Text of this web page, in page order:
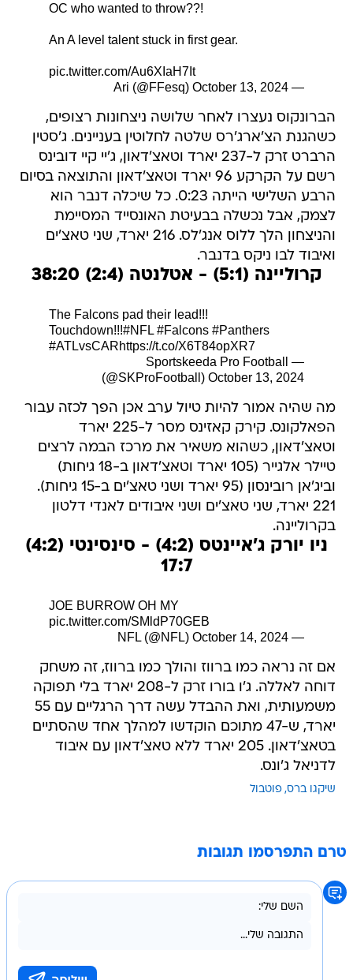
OC who wanted to throw??!
An A level talent stuck in first gear.
pic.twitter.com/Au6XIaH7It
— Ari (@FFesq)
October 13, 2024
הברונקוס נעצרו לאחר שלושה ניצחונות רצופים,
כשהגנת הצ'ארג'רס שלטה לחלוטין בעניינים. ג'סטין
הרברט זרק ל-237 יארד וטאצ'דאון, ג'יי קיי דובינס
רשם על הקרקע 96 יארד וטאצ'דאון והתוצאה בסיום
הרבע השלישי הייתה 0:23. כל שיכלה דנבר הוא
לצמק, אבל נכשלה בבעיטת האונסייד המסיימת
והניצחון הלך ללוס אנג'לס. 216 יארד, שני טאצ'ים
ואיבוד לבו ניקס בדנבר.
קרוליינה (5:1) - אטלנטה (2:4) 38:20
The Falcons pad their lead!!!
Touchdown!!!#NFL #Falcons #Panthers
#ATLvsCARhttps://t.co/X6T84opXR7
— Sportskeeda Pro Football
(@SKProFootball) October 13, 2024
מה שהיה אמור להיות טיול ערב אכן הפך לכזה עבור
הפאלקונס. קירק קאזינס מסר ל-225 יארד
וטאצ'דאון, כשהוא משאיר את מרכז הבמה לרצים
טיילר אלגייר (105 יארד וטאצ'דאון ב-18 גיחות)
וביג'אן רובינסון (95 יארד ושני טאצ'ים ב-15 גיחות).
221 יארד, שני טאצ'ים ושני איבודים לאנדי דלטון
בקרוליינה.
ניו יורק ג'איינטס (4:2) - סינסינטי (4:2)
17:7
JOE BURROW OH MY
pic.twitter.com/SMldP70GEB
— NFL (@NFL)
October 14, 2024
אם זה נראה כמו ברווז והולך כמו ברווז, זה משחק
דוחה לאללה. ג'ו בורו זרק ל-208 יארד בלי תפוקה
משמעותית, ואת ההבדל עשה דרך הרגליים עם 55
יארד, ש-47 מתוכם הוקדשו למהלך אחד שהסתיים
בטאצ'דאון. 205 יארד ללא טאצ'דאון עם איבוד
לדניאל ג'ונס.
שיקגו ברס פוטבול
טרם התפרסמו תגובות